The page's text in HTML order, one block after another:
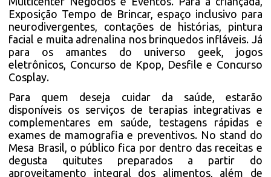
Exposição Tempo de Brincar, espaço inclusivo para
neurodivergentes, contações de histórias, pintura
facial e muita adrenalina nos brinquedos infláveis. Já
para os amantes do universo geek, jogos
eletrônicos, Concurso de Kpop, Desfile e Concurso
Cosplay.
Para quem deseja cuidar da saúde, estarão
disponíveis os serviços de terapias integrativas e
complementares em saúde, testagens rápidas e
exames de mamografia e preventivos. No stand do
Mesa Brasil, o público fica por dentro das receitas e
degusta quitutes preparados a partir do
aproveitamento integral dos alimentos, além de